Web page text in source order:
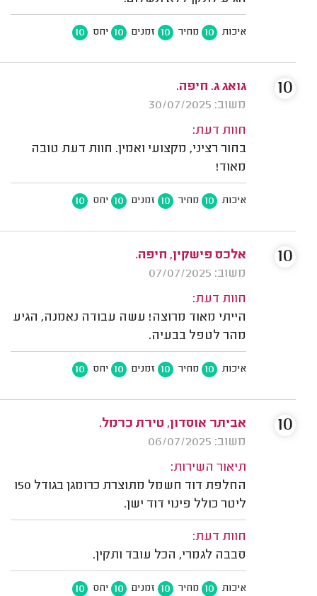
איכות 10 מחיר 10 זמנים 10 יחס 10
גואג ג. חיפה.
משוב: 30/07/2025
חוות דעת:
בחור רציני, מקצועי ואמין. חוות דעת טובה
מאוד!
איכות 10 מחיר 10 זמנים 10 יחס 10
10
אלכס פישקין, חיפה.
משוב: 07/07/2025
חוות דעת:
הייתי מאוד מרוצה! עשה עבודה נאמנה, הגיע
מהר לטפל בבעיה.
איכות 10 מחיר 10 זמנים 10 יחס 10
10
אביתר אוסדון, טירת כרמל.
משוב: 06/07/2025
תיאור השירות:
החלפת דוד חשמל מתוצרת כרומגן בגודל 150
ליטר כולל פינוי דוד ישן.
חוות דעת:
סבבה לגמרי, הכל עובד ותקין.
איכות 10 מחיר 10 זמנים 10 יחס 10
10